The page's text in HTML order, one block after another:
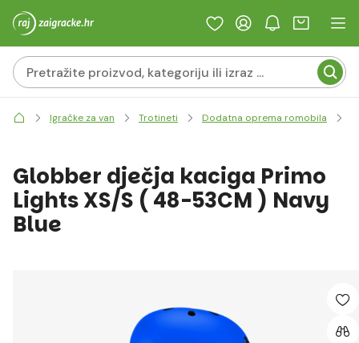
Igračke za van Trotineti Dodatna oprema romobila
Globber dječja kaciga Primo
Lights XS/S ( 48-53CM ) Navy
Blue